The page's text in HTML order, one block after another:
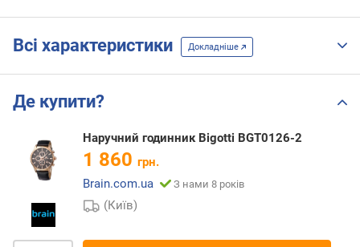
Всі характеристики Докладніше
Де купити?
Наручний годинник Bigotti BGT0126-2
1 860 грн.
Brain.com.ua
З нами 8 років
(Київ)